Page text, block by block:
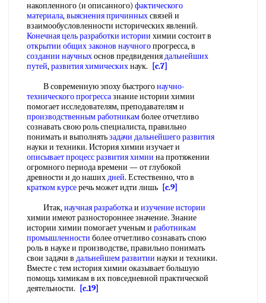
накопленного (и описанного) фактического
материала,выяснения причинныхсвязей и
взаимообусловленности исторических явлений.
Конечная цельразработки истории химии состоит в
открытии общихзаконов научногопрогресса, в
создании научныхоснов предвидениядальнейших
путей,развития химическихнаук.
[c.7]
В современную эпоху быстрогонаучно-
технического прогрессазнание истории химии
помогает исследователям, преподавателям и
производственным работникамболее отчетливо
сознавать свою роль специалиста, правильно
понимать и выполнятьзадачи дальнейшего развития
науки и техники. История химии изучает и
описывает процессразвития химии на протяжении
огромного периода времени — от глубокой
древности и до нашихдней. Естественно, что в
кратком курсеречь может идти лишь [c.9]
Итак,научная разработкаи изучение истории
химии имеют разностороннее значение. Знание
истории химии помогает ученым и работникам
промышленности более отчетливо сознавать спою
роль в науке и производстве, правильно понимать
свои задачи в дальнейшем развитии науки и техники.
Вместе с тем история химии оказывает большую
помощь химикам в их повседневной практической
деятельности.
[c.19]